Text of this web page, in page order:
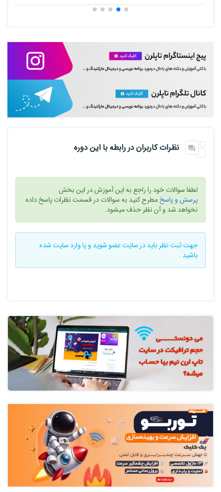
نظرات کاربران در رابطه با این دوره
لطفا سوالات خود را راجع به این آموزش در این بخش
پرسش و پاسخمطرح کنید به سوالات در قسمت نظرات پاسخ داده
نخواهد شد و آن نظر حذف میشود.
جهت ثبت نظر باید در سایتعضو شوید و یاوارد سایتشده
باشید .